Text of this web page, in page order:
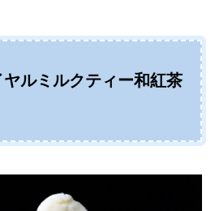
ルミルクティー和紅茶